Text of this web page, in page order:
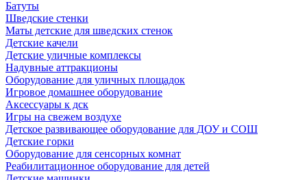
Батуты
Шведские стенки
Маты детские для шведских стенок
Детские качели
Детские уличные комплексы
Надувные аттракционы
Оборудование для уличных площадок
Игровое домашнее оборудование
Аксессуары к дск
Игры на свежем воздухе
Детское развивающее оборудование для ДОУ и СОШ
Детские горки
Оборудование для сенсорных комнат
Реабилитационное оборудование для детей